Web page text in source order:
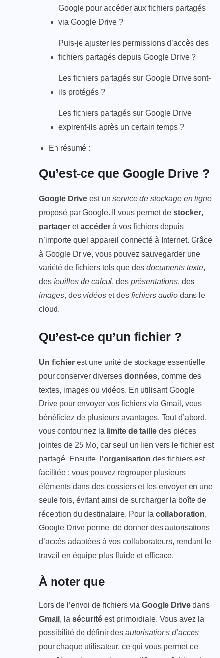
Google pour accéder aux fichiers partagés
via Google Drive ?
Puis-je ajuster les permissions d’accès des
fichiers partagés depuis Google Drive ?
Les fichiers partagés sur Google Drive sont-
ils protégés ?
Les fichiers partagés sur Google Drive
expirent-ils après un certain temps ?
En résumé :
Qu’est-ce que Google Drive ?
Google Drive est un service de stockage en ligne
proposé par Google. Il vous permet de stocker,
partager etaccéder à vos fichiers depuis
n’importe quel appareil connecté à Internet. Grâce
à Google Drive, vous pouvez sauvegarder une
variété de fichiers tels que des documents texte,
des feuilles de calcul, des présentations, des
images, des vidéos et des fichiers audio dans le
cloud.
Qu’est-ce qu’un fichier ?
Un fichier est une unité de stockage essentielle
pour conserver diverses données, comme des
textes, images ou vidéos. En utilisant Google
Drive pour envoyer vos fichiers via Gmail, vous
bénéficiez de plusieurs avantages. Tout d’abord,
vous contournez la limite de taille des pièces
jointes de 25 Mo, car seul un lien vers le fichier est
partagé. Ensuite, l’organisation des fichiers est
facilitée : vous pouvez regrouper plusieurs
éléments dans des dossiers et les envoyer en une
seule fois, évitant ainsi de surcharger la boîte de
réception du destinataire. Pour la collaboration,
Google Drive permet de donner des autorisations
d’accès adaptées à vos collaborateurs, rendant le
travail en équipe plus fluide et efficace.
À noter que
Lors de l’envoi de fichiers via Google Drive dans
Gmail , la sécurité est primordiale. Vous avez la
possibilité de définir des autorisations d’accès
pour chaque utilisateur, ce qui vous permet de